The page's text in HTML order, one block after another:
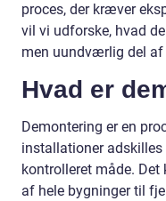
proces, der kræver
vil vi udforske, hvad
men uundværlig del
Hvad er
Demontering er en
installationer adskilles
kontrolleret måde.
af hele bygninger til